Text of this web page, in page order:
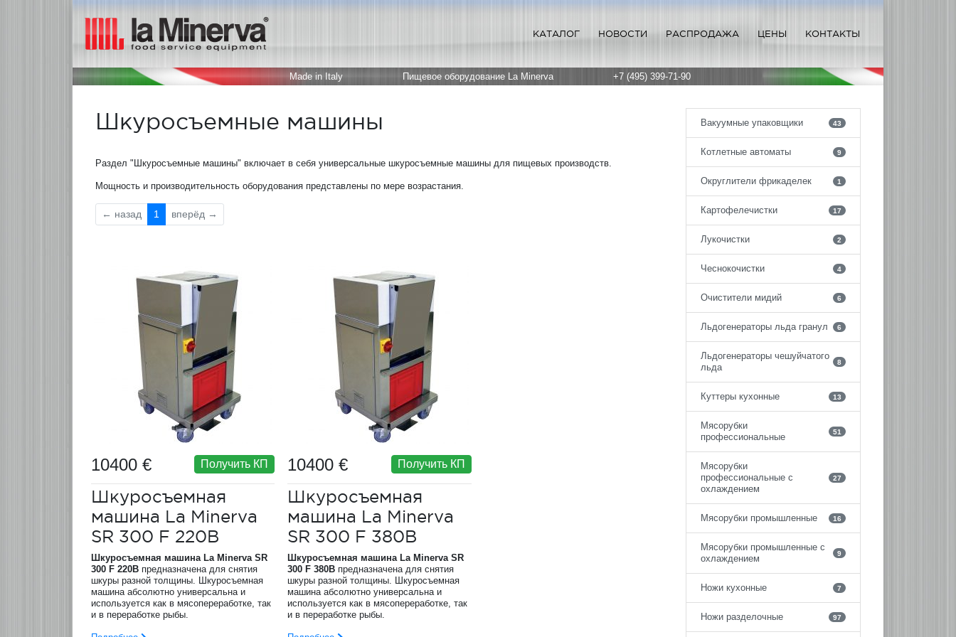
КАТАЛОГ НОВОСТИ РАСПРОДАЖА ЦЕНЫ КОНТАКТЫ
Made in Italy Пищевое оборудование La Minerva +7 (495) 399-71-90
Шкуросъемные машины
Раздел "Шкуросъемные машины" включает в себя универсальные шкуросъемные машины для пищевых производств.
Мощность и производительность оборудования представлены по мере возрастания.
← назад 1 вперёд →
10400 € Получить КП
Шкуросъемная
машина La Minerva
SR 300 F 220В
Шкуросъемная машина La Minerva SR
300 F 220В предназначена для снятия
шкуры разной толщины. Шкуросъемная
машина абсолютно универсальна и
используется как в мясопереработке, так
и в переработке рыбы.
10400 € Получить КП
Шкуросъемная
машина La Minerva
SR 300 F 380В
Шкуросъемная машина La Minerva SR
300 F 380В предназначена для снятия
шкуры разной толщины. Шкуросъемная
машина абсолютно универсальна и
используется как в мясопереработке, так
и в переработке рыбы.
Вакуумные упаковщики 43
Котлетные автоматы 9
Округлители фрикаделек 1
Картофелечистки 17
Лукочистки 2
Чеснокочистки 4
Очистители мидий 6
Льдогенераторы льда гранул 6
Льдогенераторы чешуйчатого
льда
8
Куттеры кухонные 13
Мясорубки
профессиональные
51
Мясорубки
профессиональные с
охлаждением
27
Мясорубки промышленные 16
Мясорубки промышленные с
охлаждением
9
Ножи кухонные 7
Ножи разделочные 97